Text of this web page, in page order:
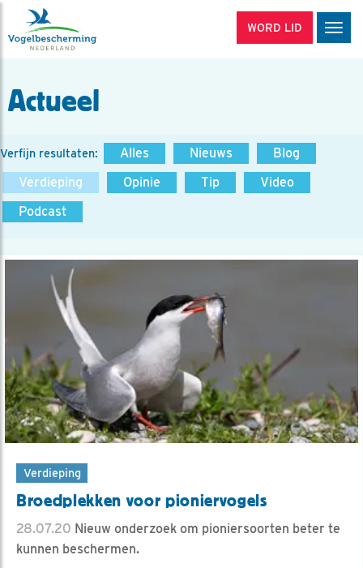
WORD LID
Actueel
Verfijn resultaten: Alles Nieuws
Blog
Verdieping
Opinie Tip
Video
Podcast
Verdieping
Broedplekken voor pioniervogels
28.07.20 Nieuw onderzoek om pioniersoorten beter te
kunnen beschermen.